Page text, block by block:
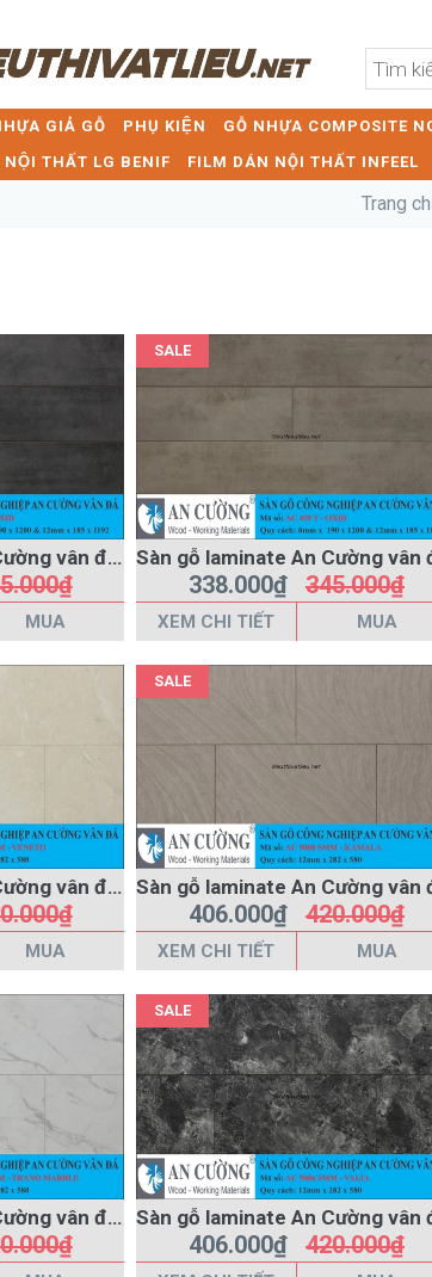
GIẢ GỖ PHỤ KIỆN GỖ NHỰA COMPOSITE
NỘI THẤT LG BENIF FILM DÁN NỘI THẤT INFEEL
Trang
Sàn gỗ laminate An Cường vân đá AC-460-T
MUA
SALE
338.000₫ 345.000₫
XEM CHI TIẾT MUA
Sàn gỗ laminate An Cường vân đá AC-5010-SMM
MUA
SALE
406.000₫ 420.000₫
XEM CHI TIẾT MUA
Sàn gỗ laminate An Cường vân đá AC-5007-SMM
SALE
406.000₫ 420.000₫